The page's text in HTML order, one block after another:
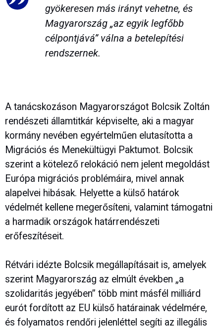
gyökeresen más irányt vehetne, és
Magyarország „az egyik legfőbb
célpontjává” válna a betelepítési
rendszernek.
A tanácskozáson Magyarországot Bolcsik Zoltán
rendészeti államtitkár képviselte, aki a magyar
kormány nevében egyértelműen elutasította a
Migrációs és Menekültügyi Paktumot. Bolcsik
szerint a kötelező relokáció nem jelent megoldást
Európa migrációs problémáira, mivel annak
alapelvei hibásak. Helyette a külső határok
védelmét kellene megerősíteni, valamint támogatni
a harmadik országok határrendészeti
erőfeszítéseit.
Rétvári idézte Bolcsik megállapításait is, amelyek
szerint Magyarország az elmúlt években „a
szolidaritás jegyében” több mint másfél milliárd
eurót fordított az EU külső határainak védelmére,
és folyamatos rendőri jelenléttel segíti az illegális